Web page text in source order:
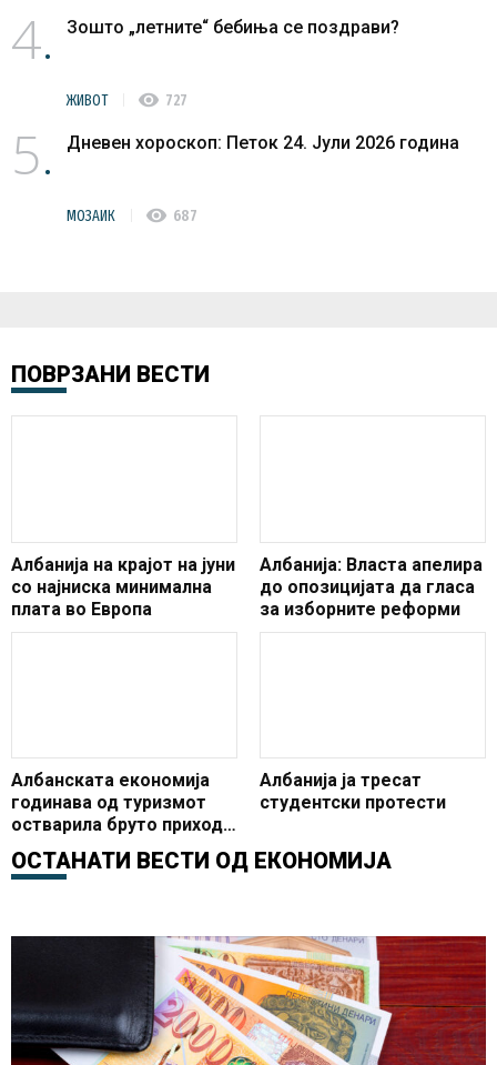
4 Зошто „летните“ бебиња се поздрави?
ЖИВОТ visibility 727
5 Дневен хороскоп: Петок 24. Јули 2026 година
МОЗАИК visibility 687
ПОВРЗАНИ ВЕСТИ
Албанија на крајот на јуни
со најниска минимална
плата во Европа
Албанија: Власта апелира
до опозицијата да гласа
за изборните реформи
Албанската економија
годинава од туризмот
остварила бруто приход
од околу 1,5 милијарди
евра
Албанија ја тресат
студентски протести
ОСТАНАТИ ВЕСТИ ОД ЕКОНОМИЈА